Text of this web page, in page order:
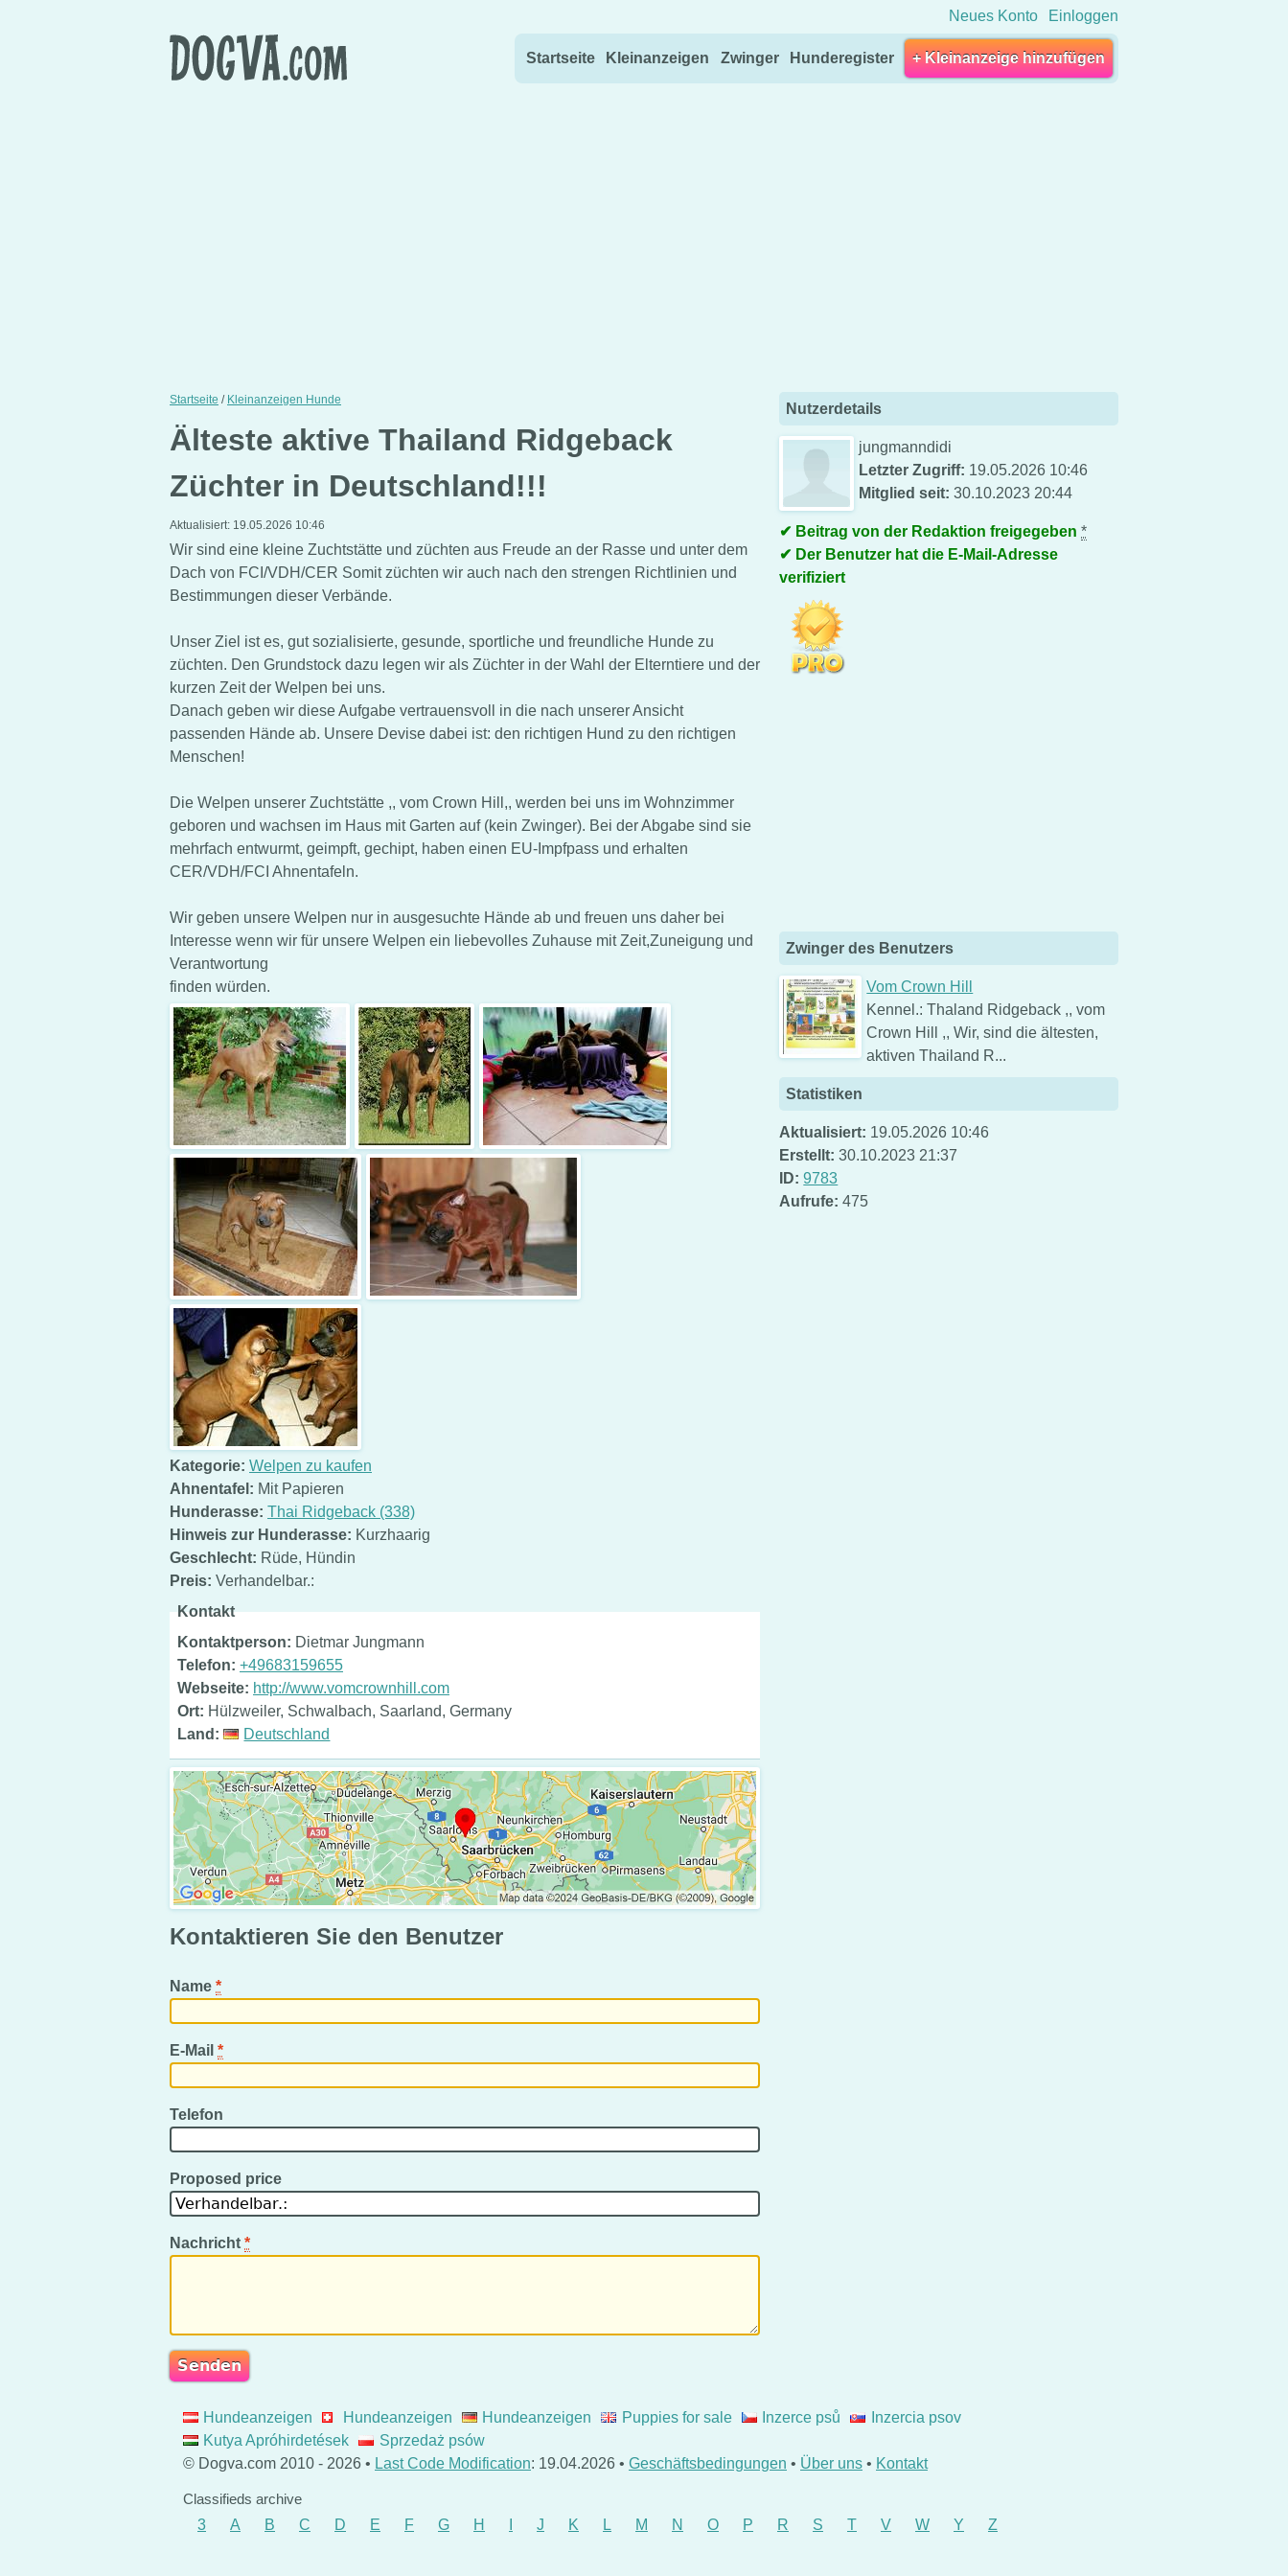
Neues Konto Einloggen
Startseite Kleinanzeigen Zwinger Hunderegister + Kleinanzeige hinzufügen
Startseite / Kleinanzeigen Hunde
Älteste aktive Thailand Ridgeback
Züchter in Deutschland!!!
Aktualisiert: 19.05.2026 10:46
Wir sind eine kleine Zuchtstätte und züchten aus Freude an der Rasse und unter dem
Dach von FCI/VDH/CER Somit züchten wir auch nach den strengen Richtlinien und
Bestimmungen dieser Verbände.
Unser Ziel ist es, gut sozialisierte, gesunde, sportliche und freundliche Hunde zu
züchten. Den Grundstock dazu legen wir als Züchter in der Wahl der Elterntiere und der
kurzen Zeit der Welpen bei uns.
Danach geben wir diese Aufgabe vertrauensvoll in die nach unserer Ansicht
passenden Hände ab. Unsere Devise dabei ist: den richtigen Hund zu den richtigen
Menschen!
Die Welpen unserer Zuchtstätte ,, vom Crown Hill,, werden bei uns im Wohnzimmer
geboren und wachsen im Haus mit Garten auf (kein Zwinger). Bei der Abgabe sind sie
mehrfach entwurmt, geimpft, gechipt, haben einen EU-Impfpass und erhalten
CER/VDH/FCI Ahnentafeln.
Wir geben unsere Welpen nur in ausgesuchte Hände ab und freuen uns daher bei
Interesse wenn wir für unsere Welpen ein liebevolles Zuhause mit Zeit,Zuneigung und
Verantwortung
finden würden.
Kategorie: Welpen zu kaufen
Ahnentafel: Mit Papieren
Hunderasse: Thai Ridgeback (338)
Hinweis zur Hunderasse: Kurzhaarig
Geschlecht: Rüde, Hündin
Preis: Verhandelbar.:
Kontakt
Kontaktperson: Dietmar Jungmann
Telefon: +49683159655
Webseite: http://www.vomcrownhill.com
Ort: Hülzweiler, Schwalbach, Saarland, Germany
Land:
Deutschland
Kontaktieren Sie den Benutzer
Name *
E-Mail *
Telefon
Proposed price
Nachricht *
Nutzerdetails
jungmanndidi
Letzter Zugriff: 19.05.2026 10:46
Mitglied seit: 30.10.2023 20:44
Beitrag von der Redaktion freigegeben *
Der Benutzer hat die E-Mail-Adresse
verifiziert
Zwinger des Benutzers
Vom Crown Hill
Kennel.: Thaland Ridgeback ,, vom
Crown Hill ,, Wir, sind die ältesten,
aktiven Thailand R...
Statistiken
Aktualisiert: 19.05.2026 10:46
Erstellt: 30.10.2023 21:37
ID: 9783
Aufrufe: 475
Hundeanzeigen Hundeanzeigen Hundeanzeigen Puppies for sale Inzerce psů
Inzercia psov
Kutya Apróhirdetések
Sprzedaż psów
© Dogva.com 2010 - 2026 • Last Code Modification: 19.04.2026 • Geschäftsbedingungen • Über uns • Kontakt
Classifieds archive
3
A B C D E F G H J K L M N O P R S T V W Y Z